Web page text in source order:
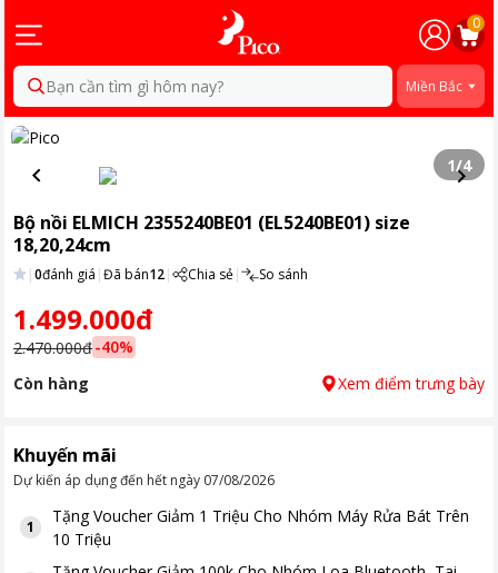
0
Bạn cần tìm gì hôm nay? Miền Bắc
1/4
Bộ nồi ELMICH 2355240BE01 (EL5240BE01) size
18,20,24cm
|0đánh giá |Đã bán12| Chia sẻ| So sánh
1.499.000đ
2.470.000đ-40%
Còn hàng
Xem điểm trưng bày
Khuyến mãi
Dự kiến áp dụng đến hết ngày 07/08/2026
1
TặngVoucher Giảm 1 Triệu Cho Nhóm Máy Rửa Bát Trên
10 Triệu